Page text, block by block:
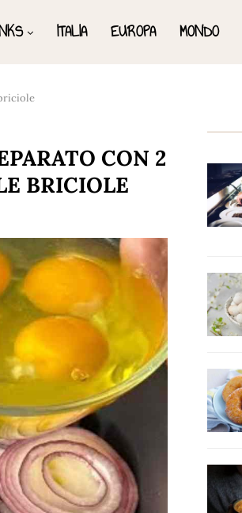
ITALIA EUROPA MONDO
CON 2
BRICIOLE